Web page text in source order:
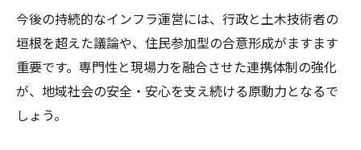
今後の持続的なインフラ運営には、行政と土木技術者の
垣根を超えた議論や、住民参加型の合意形成がますます
重要です。専門性と現場力を融合させた連携体制の強化
が、地域社会の安全・安心を支え続ける原動力となるで
しょう。